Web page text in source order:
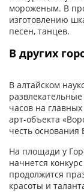
мороженым. В
изготовлению
песен, танцев.
В других
В алтайском
часов на
арт-объекта
честь основания
На площади у
начнется
продолжится
красоты и